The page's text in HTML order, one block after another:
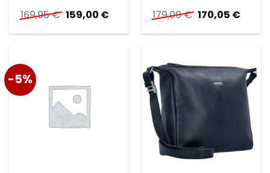
169,95€ Ursprünglicher
Preis
war:
159,00 €
ist:
179,00€ Ursprünglicher
Preis
war:
170,05 €
ist:
-5%